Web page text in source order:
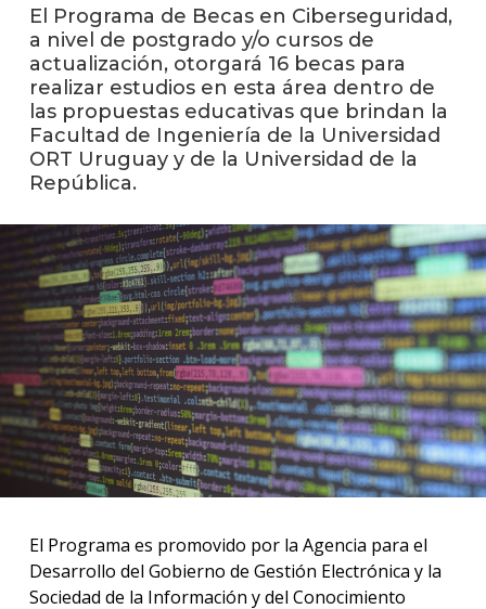
los
Blog
El Programa de Becas en Ciberseguridad,
a nivel de postgrado y/o cursos de
actualización, otorgará 16 becas para
realizar estudios en esta área dentro de
las propuestas educativas que brindan la
Facultad de Ingeniería de la Universidad
ORT Uruguay y de la Universidad de la
República.
El Programa es promovido por la Agencia para el
Desarrollo del Gobierno de Gestión Electrónica y la
Sociedad de la Información y del Conocimiento